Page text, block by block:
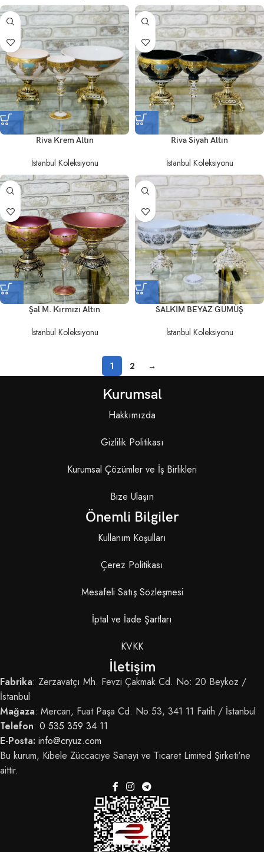
Riva Krem Altın
İstanbul Koleksiyonu
Riva Siyah Altın
İstanbul Koleksiyonu
Şal M. Kırmızı Altın
İstanbul Koleksiyonu
SALKIM BEYAZ GÜMÜŞ
İstanbul Koleksiyonu
1 2 →
Kurumsal
Hakkımızda
Gizlilik Politikası
Kurumsal Çözümler ve İş Birlikleri
Bize Ulaşın
Önemli Bilgiler
Kullanım Koşulları
Çerez Politikası
Mesafeli Satış Sözleşmesi
İptal ve İade Şartları
KVKK
İletişim
Fabrika: Zerzavatçı Mh. Fevzi Çakmak Cd. No: 20 Beykoz /
İstanbul
Mağaza: Mercan, Fuat Paşa Cd. No:53, 341 11 Fatih / İstanbul
Telefon: 0 535 359 34 11
E-Posta: info@cryuz.com
Bu kurum, Kibele Züccaciye Sanayi ve Ticaret Limited Şirketi'ne
aittir.